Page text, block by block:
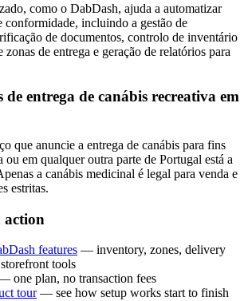
como o DabDash, ajuda a automatizar
conformidade, incluindo a gestão de
de documentos, controlo de inventário
de entrega e geração de relatórios para
de entrega de canábis recreativa em
que anuncie a entrega de canábis para fins
ou em qualquer outra parte de Portugal está a
a canábis medicinal é legal para venda e
estritas.
action
features — inventory, zones, delivery
tools
one plan, no transaction fees
tour— see how setup works start to finish